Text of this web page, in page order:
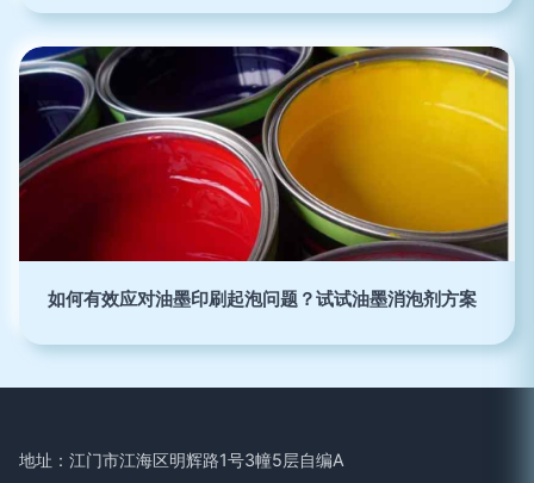
如何有效应对油墨印刷起泡问题？试试油墨消泡剂方案
地址：江门市江海区明辉路1号3幢5层自编A